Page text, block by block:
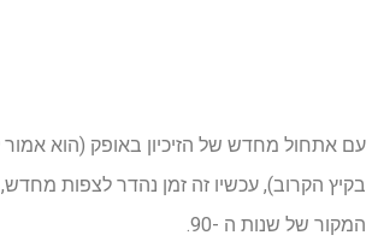
עם אתחול מחדש של הזיכיון באופק (הוא
בקיץ הקרוב), עכשיו זה זמן נהדר לצפות
המקור של שנות ה -90.